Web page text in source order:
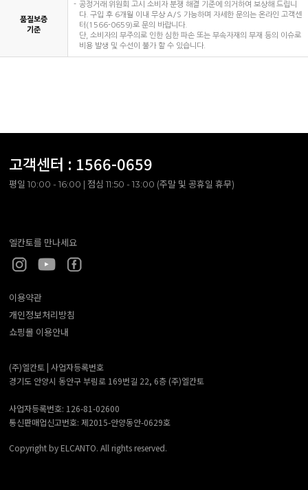
품질보증
기준
공정거래 위원회 고시 소비자 분쟁 해결 기준에 의거하여 보상해 드립니
다. 구입 후 6개월 이내 무상 A/S 가능하며 자세한 문의는 온라인 고객센
터(1566-0659)로 문의 바랍니다.
단, 소비자의 부주의로 인한 심한 파손 또는 부속자재의 부재 등의 이슈로
비용 발생 및 수선이 불가 할 수 있습니다.
고객센터 : 1566-0659
평일 10:00 - 16:00 | 점심 11:50 - 13:00 (주말 및 공휴일 휴무)
엘칸토를 만나세요
이용약관
개인정보처리방침
쇼핑몰 이용안내
(주)엘칸토 | 사업자등록번호
경기도 안양시 동안구 부림로 169번길 22, 6층 (주)엘칸토
사업자등록번호: 126-81-02600
통신판매업신고번호: 제2015-안양동안-0629호
Copyright by ELCANTO. All rights reserved.